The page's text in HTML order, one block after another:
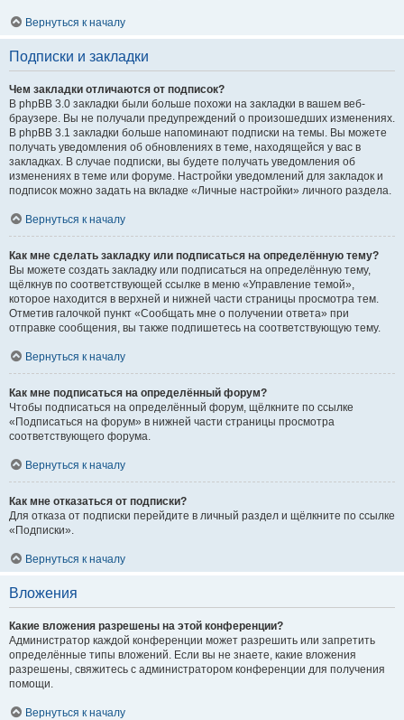
Вернуться к началу
Подписки и закладки
Чем закладки отличаются от подписок?
В phpBB 3.0 закладки были больше похожи на закладки в вашем веб-
браузере. Вы не получали предупреждений о произошедших изменениях.
В phpBB 3.1 закладки больше напоминают подписки на темы. Вы можете
получать уведомления об обновлениях в теме, находящейся у вас в
закладках. В случае подписки, вы будете получать уведомления об
изменениях в теме или форуме. Настройки уведомлений для закладок и
подписок можно задать на вкладке «Личные настройки» личного раздела.
Вернуться к началу
Как мне сделать закладку или подписаться на определённую тему?
Вы можете создать закладку или подписаться на определённую тему,
щёлкнув по соответствующей ссылке в меню «Управление темой»,
которое находится в верхней и нижней части страницы просмотра тем.
Отметив галочкой пункт «Сообщать мне о получении ответа» при
отправке сообщения, вы также подпишетесь на соответствующую тему.
Вернуться к началу
Как мне подписаться на определённый форум?
Чтобы подписаться на определённый форум, щёлкните по ссылке
«Подписаться на форум» в нижней части страницы просмотра
соответствующего форума.
Вернуться к началу
Как мне отказаться от подписки?
Для отказа от подписки перейдите в личный раздел и щёлкните по ссылке
«Подписки».
Вернуться к началу
Вложения
Какие вложения разрешены на этой конференции?
Администратор каждой конференции может разрешить или запретить
определённые типы вложений. Если вы не знаете, какие вложения
разрешены, свяжитесь с администратором конференции для получения
помощи.
Вернуться к началу